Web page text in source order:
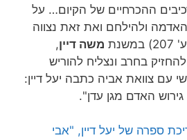
ההכרחיים של הקיום… על
האדמה ולהילחם ואת זאת נצווה
משה דיין,
בחרב ונצליח להוריש
עם צוואת אביה כתבה יעל דיין:
האדם מגן עדן".
ספרה של יעל דיין, "אבי